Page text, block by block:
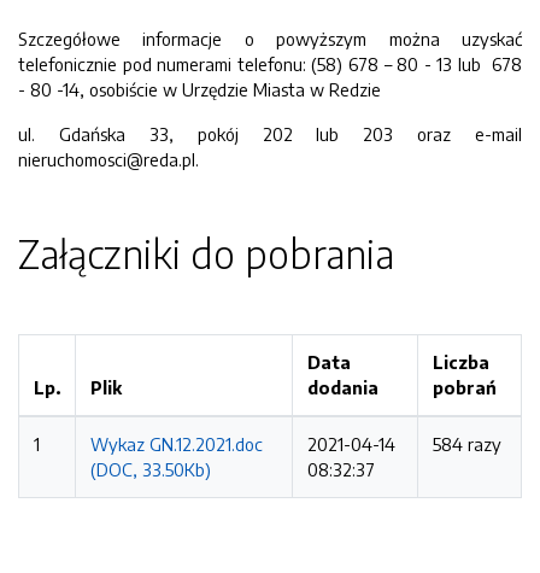
Szczegółowe informacje o powyższym można uzyskać
telefonicznie pod numerami telefonu: (58) 678 – 80 - 13 lub 678
- 80 -14, osobiście w Urzędzie Miasta w Redzie
ul. Gdańska 33, pokój 202 lub 203 oraz e-mail
nieruchomosci@reda.pl.
Załączniki do pobrania
Lp. Plik
Data
dodania
Liczba
pobrań
1
Wykaz GN.12.2021.doc
(DOC, 33.50Kb)
2021-04-14
08:32:37
584 razy